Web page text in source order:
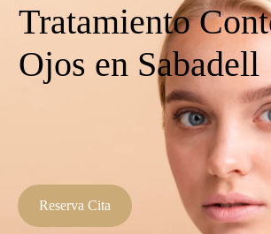
Tratamiento
Ojos en Sabadell
Reserva Cita